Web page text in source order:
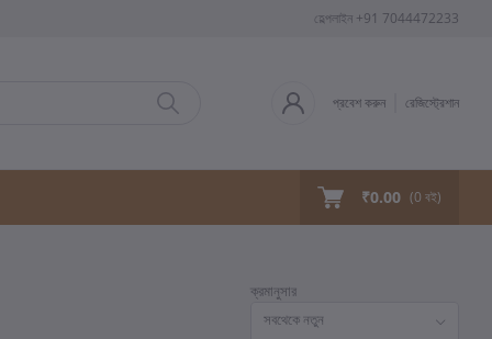
হেল্পলাইন +91 7044472233
প্রবেশ করুন রেজিস্ট্রেশান
₹0.00 (0 বই)
ক্রমানুসার
সবথেকে নতুন